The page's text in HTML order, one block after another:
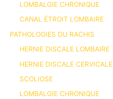
LOMBALGIE CHRONIQUE
CANAL ÉTROIT LOMBAIRE
PATHOLOGIES DU RACHIS
HERNIE DISCALE LOMBAIRE
HERNIE DISCALE CERVICALE
SCOLIOSE
LOMBALGIE CHRONIQUE